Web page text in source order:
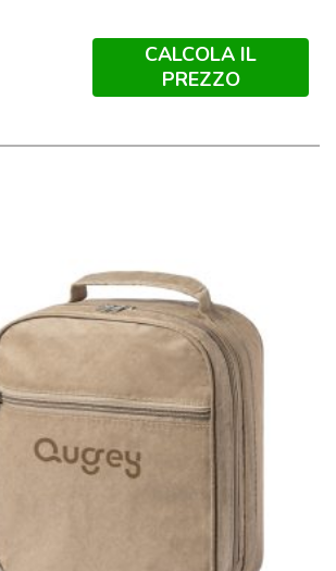
CALCOLA IL
PREZZO